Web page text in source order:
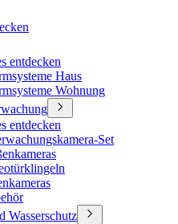
entdecken
Haus
Wohnung
entdecken
Set
Wasserschutz